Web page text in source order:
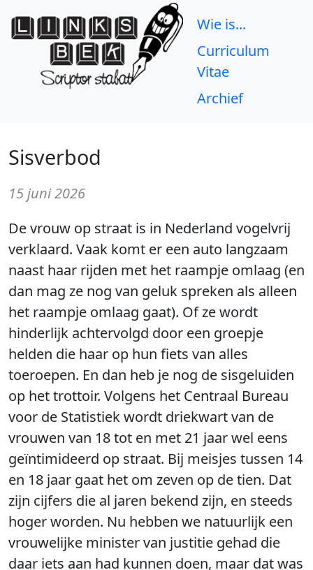
Wie is...
Curriculum
Vitae
Archief
Sisverbod
15 juni 2026
De vrouw op straat is in Nederland vogelvrij
verklaard. Vaak komt er een auto langzaam
naast haar rijden met het raampje omlaag (en
dan mag ze nog van geluk spreken als alleen
het raampje omlaag gaat). Of ze wordt
hinderlijk achtervolgd door een groepje
helden die haar op hun fiets van alles
toeroepen. En dan heb je nog de sisgeluiden
op het trottoir. Volgens het Centraal Bureau
voor de Statistiek wordt driekwart van de
vrouwen van 18 tot en met 21 jaar wel eens
geïntimideerd op straat. Bij meisjes tussen 14
en 18 jaar gaat het om zeven op de tien. Dat
zijn cijfers die al jaren bekend zijn, en steeds
hoger worden. Nu hebben we natuurlijk een
vrouwelijke minister van justitie gehad die
daar iets aan had kunnen doen, maar dat was